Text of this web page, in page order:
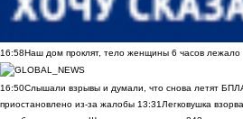
16:58Наш дом проклят, тело женщины 6 часов лежало
16:50Слышали взрывы и думали, что снова летят
приостановлено из-за жалобы 13:31 Легковушка